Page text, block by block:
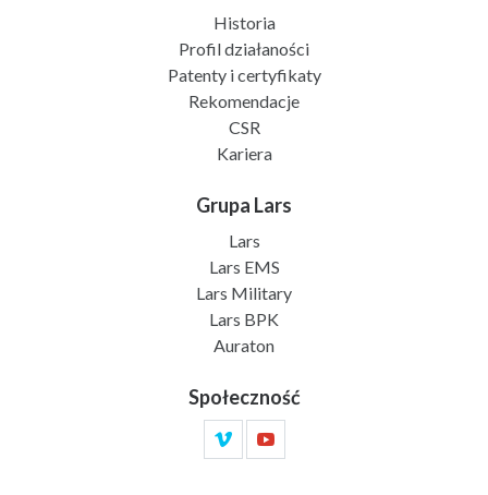
Historia
Profil działaności
Patenty i certyfikaty
Rekomendacje
CSR
Kariera
Grupa Lars
Lars
Lars EMS
Lars Military
Lars BPK
Auraton
Społeczność